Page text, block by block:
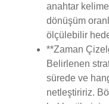
anahtar
dönüşüm
ölçülebilir
**Zaman
Belirlenen
sürede ve
netleştiririz.